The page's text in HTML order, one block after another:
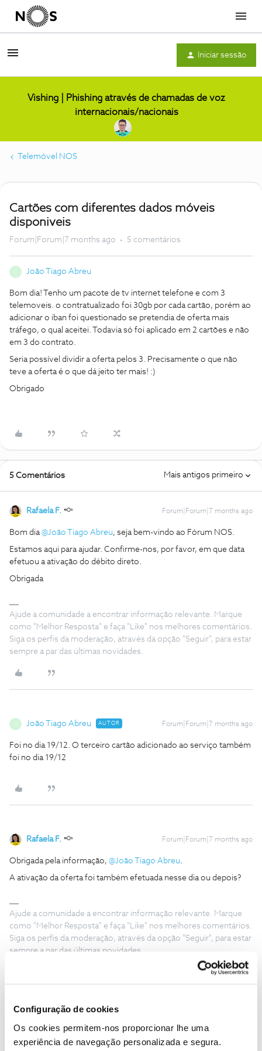
Configuração de cookies
Os cookies permitem-nos proporcionar lhe uma
experiência de navegação personalizada e segura.
Menu
Iniciar sessão
Vishing | Phishing através de chamadas de voz
internacionais/nacionais
Telemóvel NOS
Cartões com diferentes dados móveis
disponiveis
Forum|Forum|7 months ago 5 comentários
João Tiago Abreu
Bom dia! Tenho um pacote de tv internet telefone e com 3
telemoveis. o contratualizado foi 30gb por cada cartão, porém ao
adicionar o iban foi questionado se pretendia de oferta mais
tráfego, o qual aceitei. Todavia só foi aplicado em 2 cartões e não
em 3 do contrato.
Seria possível dividir a oferta pelos 3. Precisamente o que não
teve a oferta é o que dá jeito ter mais! :)
Obrigado
5 Comentários Mais antigos primeiro
Rafaela F. Forum|Forum|7 months ago
Bom dia ​@João Tiago Abreu, seja bem-vindo ao Fórum NOS.
Estamos aqui para ajudar. Confirme-nos, por favor, em que data
efetuou a ativação do débito direto.
Obrigada
Ajude a comunidade a encontrar informação relevante. Marque
como "Melhor Resposta" e faça "Like" nos melhores comentários.
Siga os perfis da moderação, através da opção "Seguir", para estar
sempre a par das últimas novidades.
João Tiago Abreu AUTOR Forum|Forum|7 months ago
Foi no dia 19/12. O terceiro cartão adicionado ao serviço também
foi no dia 19/12
Rafaela F. Forum|Forum|7 months ago
Obrigada pela informação, ​ @João Tiago Abreu.
A ativação da oferta foi também efetuada nesse dia ou depois?
Ajude a comunidade a encontrar informação relevante. Marque
como "Melhor Resposta" e faça "Like" nos melhores comentários.
Siga os perfis da moderação, através da opção "Seguir", para estar
sempre a par das últimas novidades.
João Tiago Abreu Forum|Forum|7 months ago
Foi no próprio dia. Não me recordo se foi adicionado o cartão